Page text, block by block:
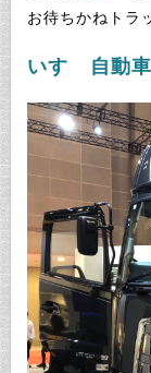
いすゞ自動